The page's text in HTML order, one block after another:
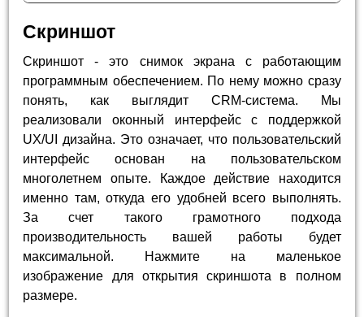
Скриншот
Скриншот - это снимок экрана с работающим
программным обеспечением. По нему можно сразу
понять, как выглядит CRM-система. Мы
реализовали оконный интерфейс с поддержкой
UX/UI дизайна. Это означает, что пользовательский
интерфейс основан на пользовательском
многолетнем опыте. Каждое действие находится
именно там, откуда его удобней всего выполнять.
За счет такого грамотного подхода
производительность вашей работы будет
максимальной. Нажмите на маленькое
изображение для открытия скриншота в полном
размере.